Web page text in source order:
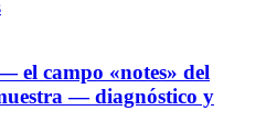
el campo «notes» del
— diagnóstico y